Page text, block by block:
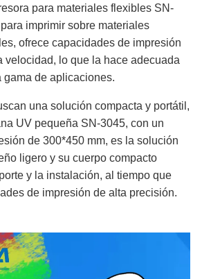
para materiales flexibles SN-
imprimir sobre materiales
ofrece capacidades de impresión
velocidad, lo que la hace adecuada
gama de aplicaciones.
una solución compacta y portátil,
UV pequeña SN-3045, con un
de 300*450 mm, es la solución
ligero y su cuerpo compacto
y la instalación, al tiempo que
de impresión de alta precisión.